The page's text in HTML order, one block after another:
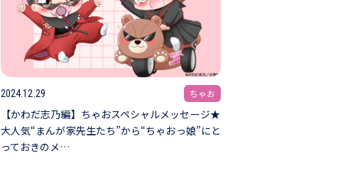
2024.12.29 ちゃお
【かわだ志乃編】ちゃおスペシャルメッセージ★
大人気“まんが家先生たち”から“ちゃおっ娘”にと
っておきのメ…